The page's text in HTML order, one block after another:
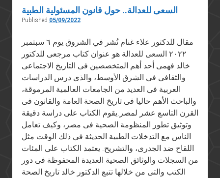
السعى للعدالة.. حول قانون المسئولية الطبية
Published 05/09/2022
مقال للدكتور علاء غنام نُشر في الشروق يوم ٦ سبتمبر
٢٠٢٢ السعى للعدالة هو عنوان كتاب مرجعى للدكتور
خالد فهمى أحد أهم المتخصصين فى التاريخ الاجتماعى
والثقافى فى الشرق الأوسط، والذى درس الدراسات
العربية فى العديد من الجامعات العالمية المرموقة،
والباحث الأهم حاليا فى تاريخ الصحة العامة والقانون فى
القرن التاسع عشر لمصر.يقوم الكتاب على دراسة دقيقة
وتوثيق تطور المنظومة الصحية فى مصر، وكيف تعامل
الناس مع التدخلات الطبية الحديثة فى ذلك الوقت مثل
اللقاح ضد الجدرى، والتشريح. يعتمد الكتاب على المئات
من السجلات والوثائق الصحية العديدة المحفوظة فى دور
الكتب والتى من خلالها تتبع الدكتور خالد تاريخ الصحة